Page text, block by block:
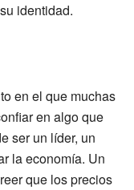
identidad.
en el que muchas
en algo que
ser un líder, un
la economía. Un
que los precios